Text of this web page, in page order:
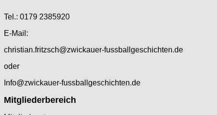
Tel.: 0179 2385920
E-Mail:
christian.fritzsch@zwickauer-fussballgeschichten.de
oder
Info@zwickauer-fussballgeschichten.de
Mitgliederbereich